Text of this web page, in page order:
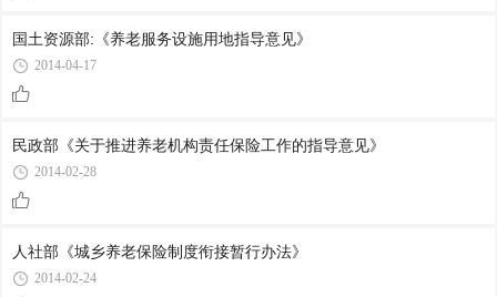
国土资源部:《养老服务设施用地指导意见》
2014-04-17
民政部《关于推进养老机构责任保险工作的指导意见》
2014-02-28
人社部《城乡养老保险制度衔接暂行办法》
2014-02-24